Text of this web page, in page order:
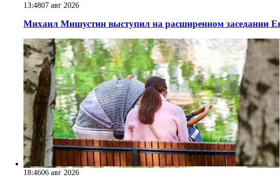
13:4807 авг 2026
Михаил Мишустин выступил на расширенном заседании
18:4606 авг 2026